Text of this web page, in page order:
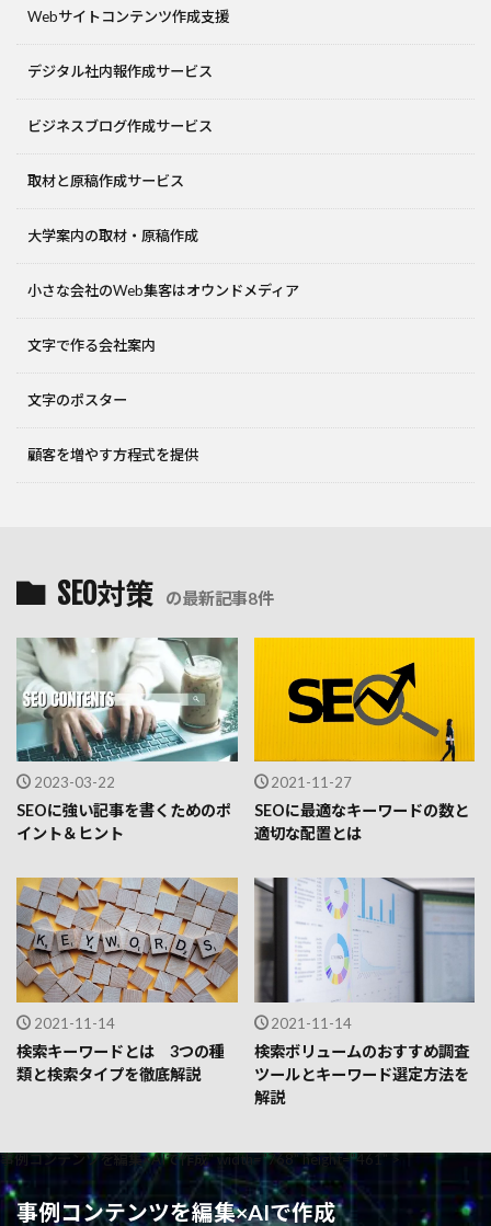
Webサイトコンテンツ作成支援
デジタル社内報作成サービス
ビジネスブログ作成サービス
取材と原稿作成サービス
大学案内の取材・原稿作成
小さな会社のWeb集客はオウンドメディア
文字で作る会社案内
文字のポスター
顧客を増やす方程式を提供
SEO対策 の最新記事8件
2023-03-22
SEOに強い記事を書くためのポ
イント＆ヒント
2021-11-27
SEOに最適なキーワードの数と
適切な配置とは
2021-11-14
検索キーワードとは 3つの種
類と検索タイプを徹底解説
2021-11-14
検索ボリュームのおすすめ調査
ツールとキーワード選定方法を
解説
事例コンテンツを編集×AIで作成" width="768" height="461" >
事例コンテンツを編集×AIで作成